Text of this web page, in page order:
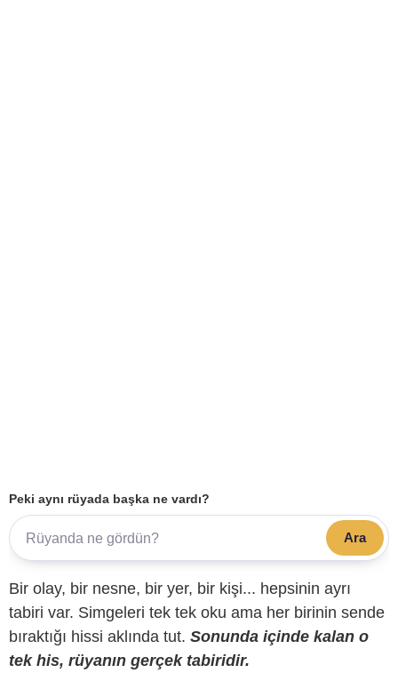
Peki aynı rüyada başka ne vardı?
Ara
Bir olay, bir nesne, bir yer, bir kişi... hepsinin ayrı
tabiri var. Simgeleri tek tek oku ama her birinin sende
bıraktığı hissi aklında tut. Sonunda içinde kalan o
tek his, rüyanın gerçek tabiridir.